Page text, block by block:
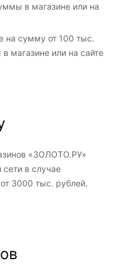
в магазине или на
на сумму от 100 тыс.
магазине или на сайте
«ЗОЛОТО.РУ»
в случае
3000 тыс. рублей.